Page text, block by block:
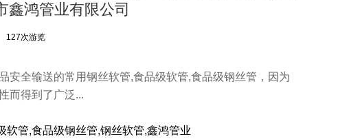
鑫鸿管业有限公司
127次游览
安全输送的常用钢丝软管,食品级软管,食品级钢丝管，因为
而得到了广泛...
软管,食品级钢丝管,钢丝软管,鑫鸿管业